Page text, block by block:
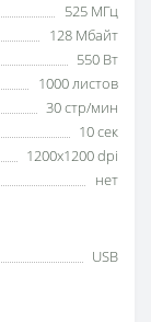
525 МГц
128 Мбайт
550 Вт
1000 листов
30 стр/мин
10 сек
1200x1200 dpi
нет
USB